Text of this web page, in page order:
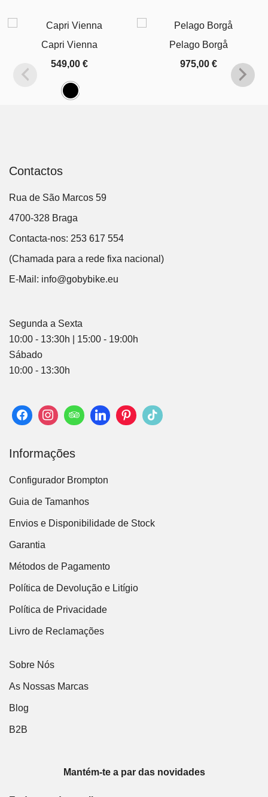
Capri Vienna
549,00 €
Pelago Borgå
975,00€
Contactos
Rua de São Marcos 59
4700-328 Braga
Contacta-nos: 253 617 554
(Chamada para a rede fixa nacional)
E-Mail: info@gobybike.eu
Segunda a Sexta
10:00 - 13:30h | 15:00 - 19:00h
Sábado
10:00 - 13:30h
Informações
Configurador Brompton
Guia de Tamanhos
Envios e Disponibilidade de Stock
Garantia
Métodos de Pagamento
Política de Devolução e Litígio
Política de Privacidade
Livro de Reclamações
Sobre Nós
As Nossas Marcas
Blog
B2B
Mantém-te a par das novidades